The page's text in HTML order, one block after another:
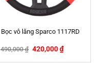
Bọc vô lăng Sparco 1117RD
490,000₫ 420,000₫